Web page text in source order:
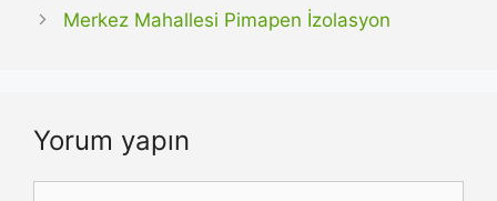
Merkez Mahallesi Pimapen İzolasyon
Yorum yapın